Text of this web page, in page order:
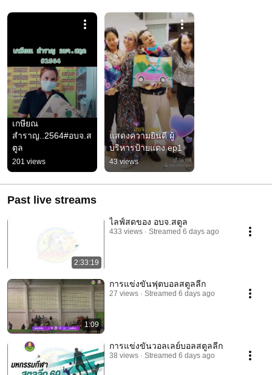
เกษียณ
สำราญ..2564#อบจ.ส
ตูล
201 views
แสดงความยินดี ผู้
บริหารป้ายแดง ep1
43 views
Past live streams
2:33:19
ไลฟ์สดของ อบจ.สตูล
433 views Streamed 6 days ago
1:09
การแข่งขันฟุตบอลสตูลลีก
27 views Streamed 6 days ago
การแข่งขันวอลเลย์บอลสตูลลีก
38 views Streamed 6 days ago